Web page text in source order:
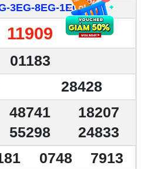
3EG-8EG-1EG-2EG
11909
01183
28428
48741
18207
55298 24833
0748 7913